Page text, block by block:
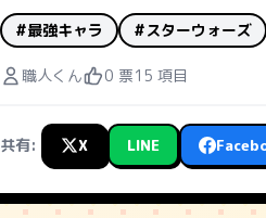
#最強キャラ #スターウォーズ
職人くん 0 票15 項目
共有: X LINE